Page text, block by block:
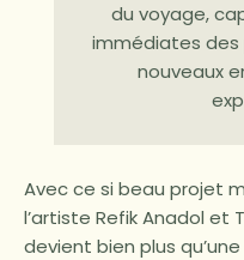
du voyage,
immédiates
nouveaux
Avec ce si beau projet
l’artiste Refik Anadol et
devient bien plus